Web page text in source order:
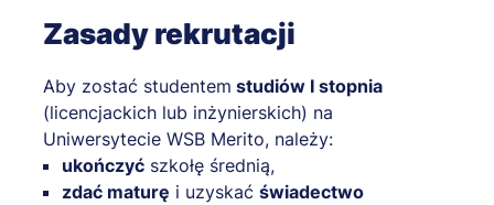
Zasady rekrutacji
Aby zostać studentem studiów I stopnia
(licencjackich lub inżynierskich) na
Uniwersytecie WSB Merito, należy:
ukończyć szkołę średnią,
zdać maturę i uzyskać świadectwo